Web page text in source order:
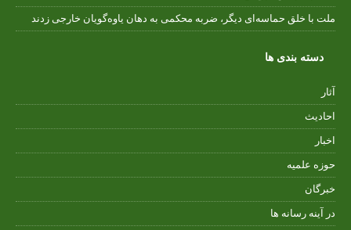
ملت با خلق حماسه‌ای دیگر، ضربه محکمی به دهان یاوه‌گویان خارجی زدند
دسته بندی ها
آثار
احادیث
اخبار
حوزه علمیه
خبرگان
در آینه رسانه ها